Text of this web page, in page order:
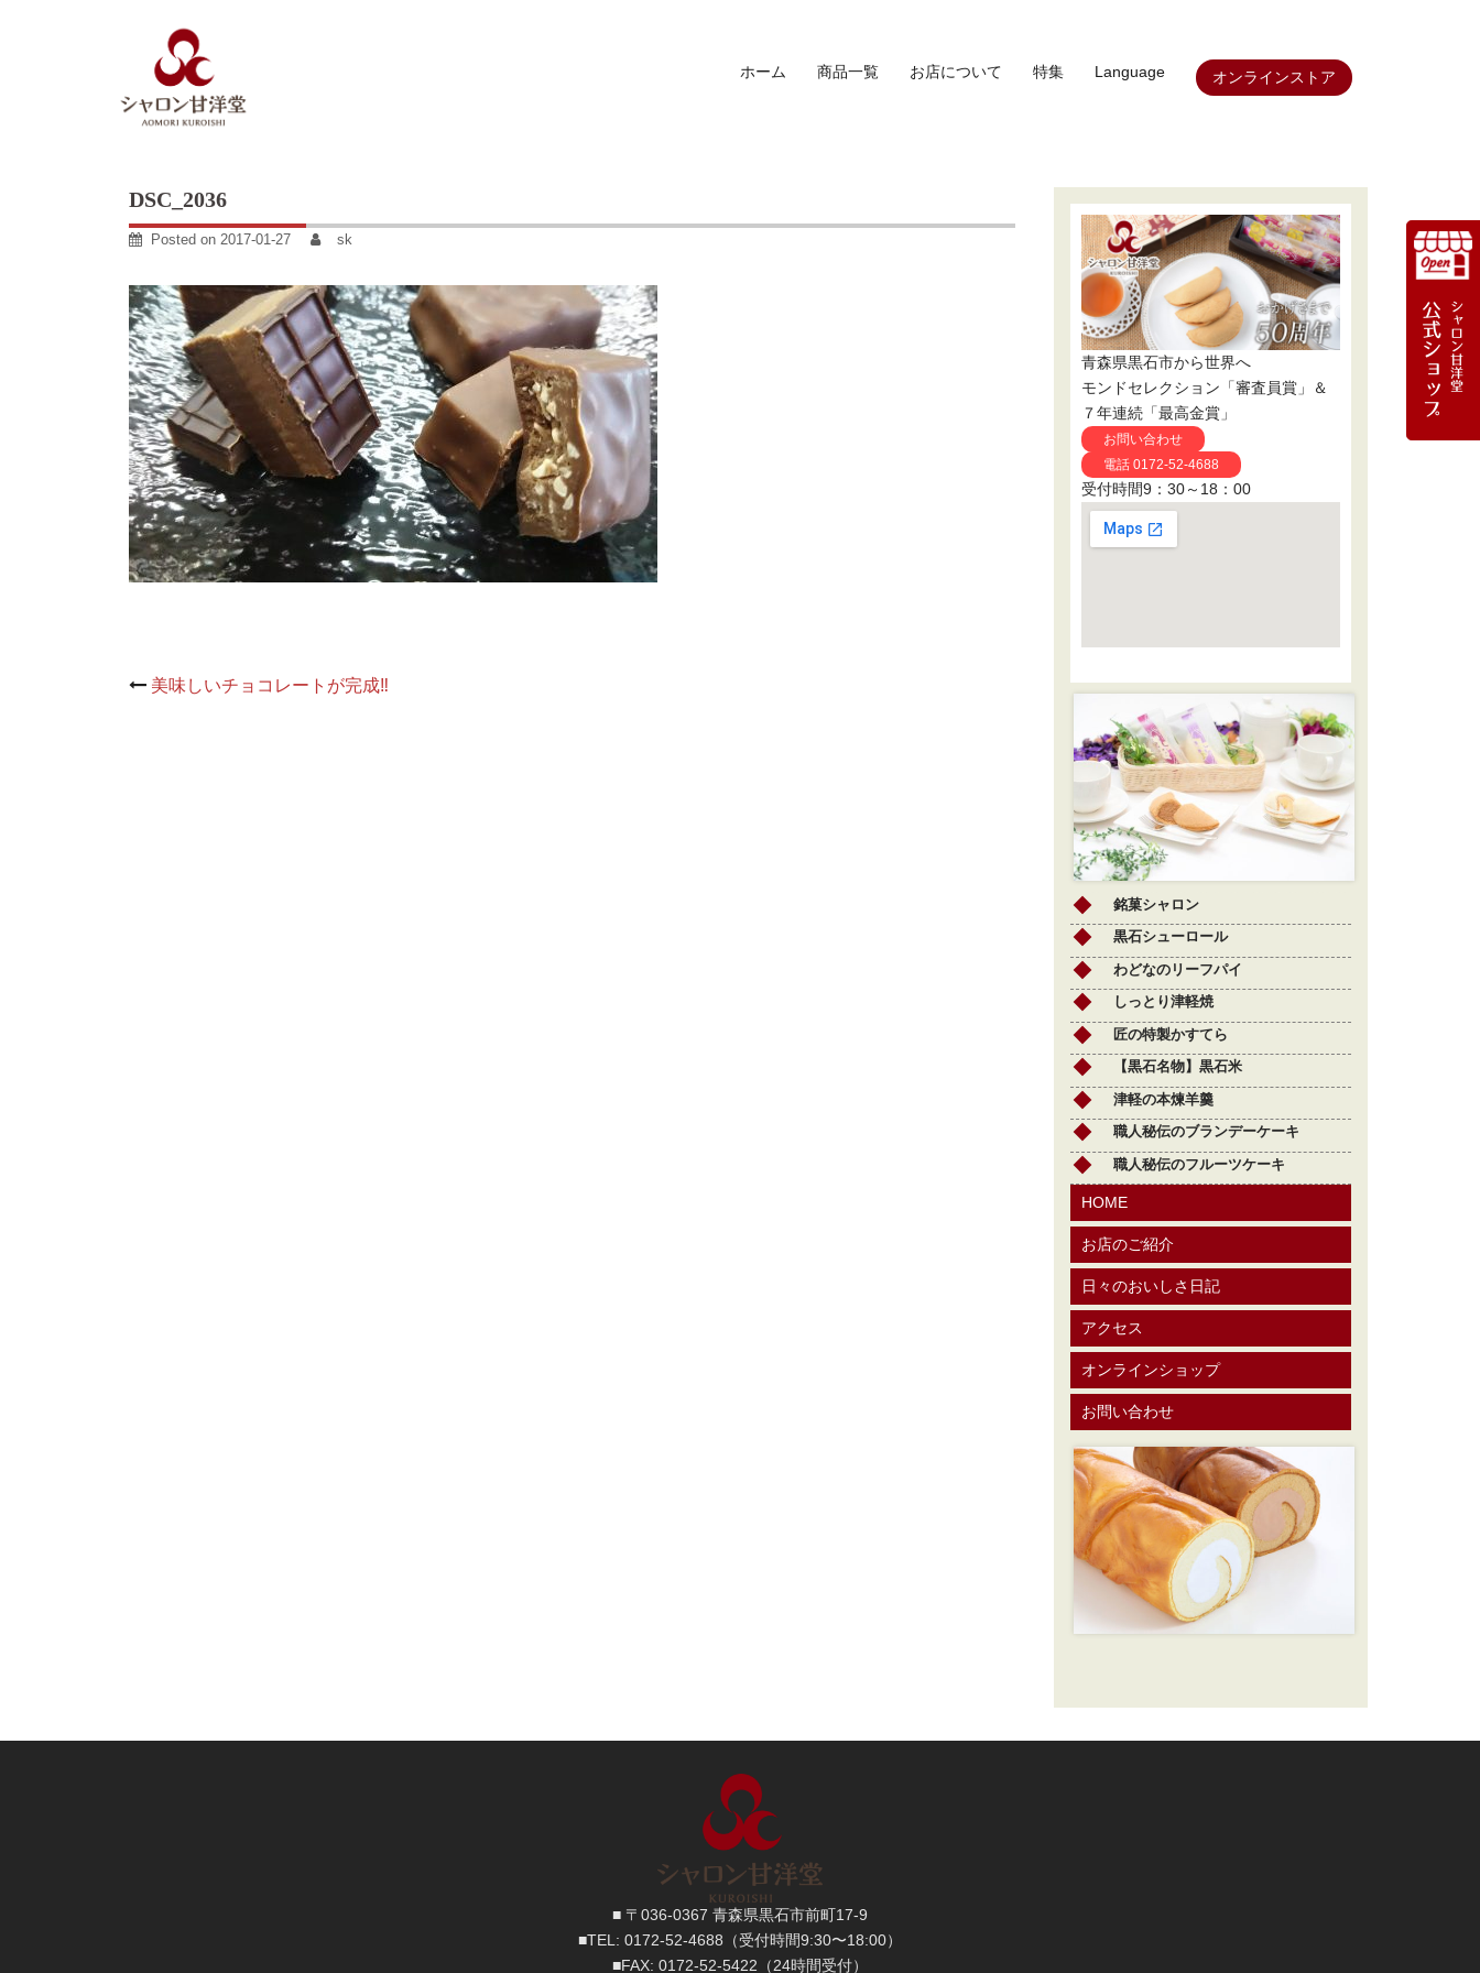
ホーム 商品一覧 お店について 特集 Language オンラインストア
DSC_2036
Posted on 2017-01-27 sk
Post
美味しいチョコレートが完成‼
青森県黒石市から世界へ
モンドセレクション「審査員賞」＆
７年連続「最高金賞」
お問い合わせ
電話 0172-52-4688
受付時間9：30～18：00
銘菓シャロン
黒石シューロール
わどなのリーフパイ
しっとり津軽焼
匠の特製かすてら
【黒石名物】黒石米
津軽の本煉羊羹
職人秘伝のブランデーケーキ
職人秘伝のフルーツケーキ
HOME
お店のご紹介
日々のおいしさ日記
アクセス
オンラインショップ
お問い合わせ
■ 〒036-0367 青森県黒石市前町17-9
■TEL: 0172-52-4688 （受付時間9:30〜18:00）
■FAX: 0172-52-5422 （24時間受付）